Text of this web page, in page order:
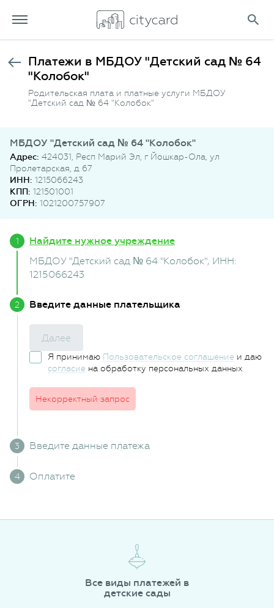
Платежи в МБДОУ "Детский сад № 64
"Колобок"
Родительская плата и платные услуги МБДОУ
"Детский сад № 64 "Колобок"
МБДОУ "Детский сад № 64 "Колобок"
Адрес: 424031, Респ Марий Эл, г Йошкар-Ола, ул
Пролетарская, д 67
ИНН: 1215066243
КПП: 121501001
ОГРН: 1021200757907
Найдите нужное учреждение
МБДОУ "Детский сад № 64 "Колобок", ИНН:
1215066243
Введите данные плательщика
Далее
Я принимаю Пользовательское соглашение и даю
согласие на обработку персональных данных
Некорректный запрос
Введите данные платежа
Оплатите
Все виды платежей в
детские сады